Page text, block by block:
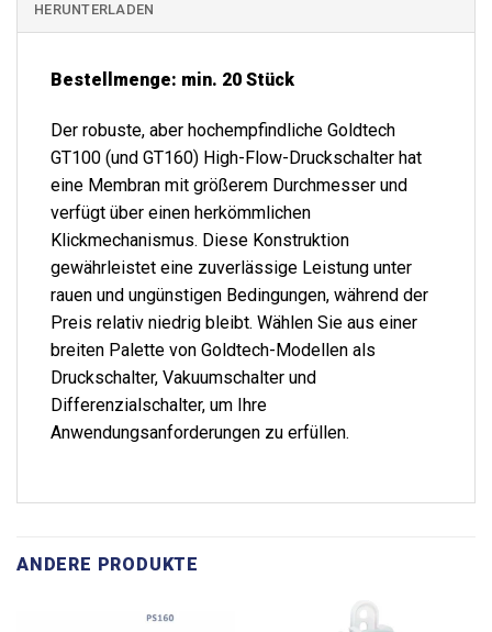
HERUNTERLADEN
Bestellmenge: min. 20 Stück
Der robuste, aber hochempfindliche Goldtech
GT100 (und GT160) High-Flow-Druckschalter hat
eine Membran mit größerem Durchmesser und
verfügt über einen herkömmlichen
Klickmechanismus. Diese Konstruktion
gewährleistet eine zuverlässige Leistung unter
rauen und ungünstigen Bedingungen, während der
Preis relativ niedrig bleibt. Wählen Sie aus einer
breiten Palette von Goldtech-Modellen als
Druckschalter, Vakuumschalter und
Differenzialschalter, um Ihre
Anwendungsanforderungen zu erfüllen.
ANDERE PRODUKTE